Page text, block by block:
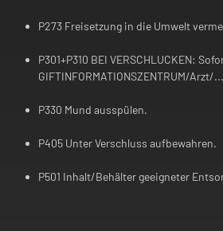
P273 Freisetzung in die Umwelt
P301+P310 BEI VERSCHLUCKEN:
GIFTINFORMATIONSZENTRUM/Arzt/
P330 Mund ausspülen.
P405 Unter Verschluss aufbewahren.
P501 Inhalt/Behälter geeigneter